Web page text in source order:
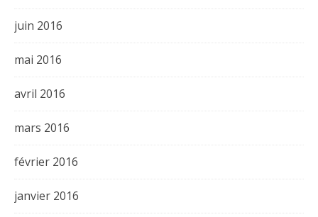
juin 2016
mai 2016
avril 2016
mars 2016
février 2016
janvier 2016